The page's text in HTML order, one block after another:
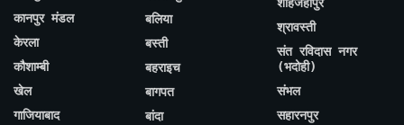
कानपुर मंडल
केरला
कौशाम्बी
खेल
गाजियाबाद
बलिया
बस्ती
बहराइच
बागपत
बांदा
श्रावस्ती
संत रविदास नगर
(भदोही)
संभल
सहारनपुर